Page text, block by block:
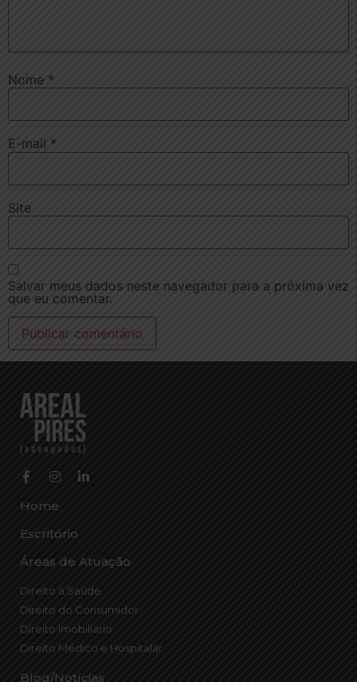
Nome *
E-mail *
Site
Salvar meus dados neste navegador para a próxima vez
que eu comentar.
Home
Escritório
Áreas de Atuação
Direito à Saúde
Direito do Consumidor
Direito Imobiliário
Direito Médico e Hospitalar
Blog/Notícias